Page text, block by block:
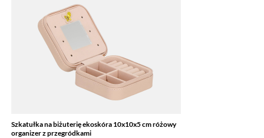
Szkatułka na biżuterię ekoskóra 10x10x5 cm różowy
organizer z przegródkami